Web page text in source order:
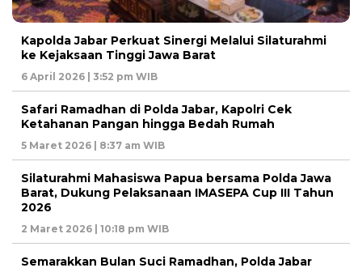
Kapolda Jabar Perkuat Sinergi Melalui Silaturahmi
ke Kejaksaan Tinggi Jawa Barat
6 April 2026 | 3:52 pm WIB
Safari Ramadhan di Polda Jabar, Kapolri Cek
Ketahanan Pangan hingga Bedah Rumah
5 Maret 2026 | 8:37 am WIB
Silaturahmi Mahasiswa Papua bersama Polda Jawa
Barat, Dukung Pelaksanaan IMASEPA Cup III Tahun
2026
2 Maret 2026 | 10:18 pm WIB
Semarakkan Bulan Suci Ramadhan, Polda Jabar